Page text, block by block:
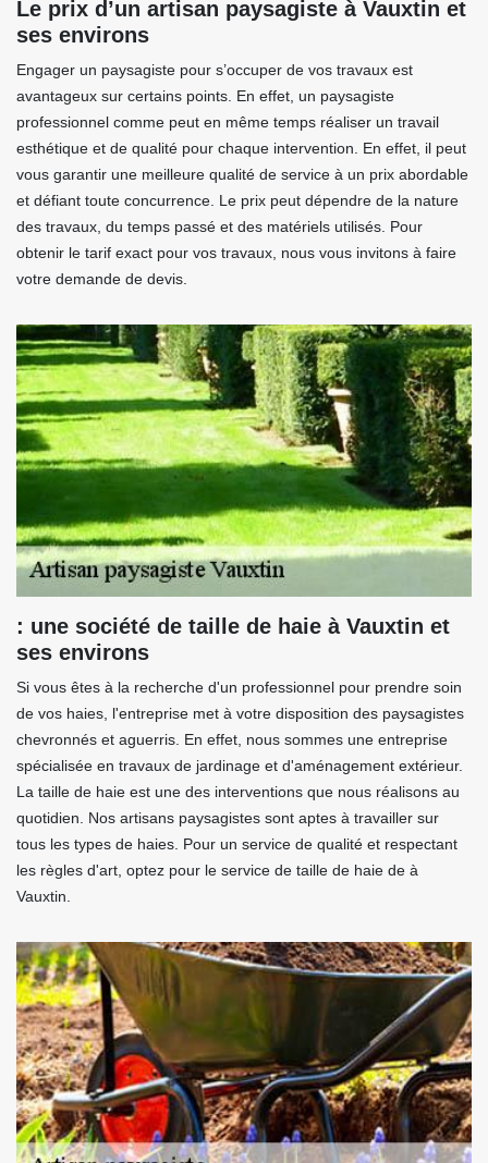
Le prix d’un artisan paysagiste à Vauxtin et
ses environs
Engager un paysagiste pour s’occuper de vos travaux est
avantageux sur certains points. En effet, un paysagiste
professionnel comme peut en même temps réaliser un travail
esthétique et de qualité pour chaque intervention. En effet, il peut
vous garantir une meilleure qualité de service à un prix abordable
et défiant toute concurrence. Le prix peut dépendre de la nature
des travaux, du temps passé et des matériels utilisés. Pour
obtenir le tarif exact pour vos travaux, nous vous invitons à faire
votre demande de devis.
: une société de taille de haie à Vauxtin et
ses environs
Si vous êtes à la recherche d'un professionnel pour prendre soin
de vos haies, l'entreprise met à votre disposition des paysagistes
chevronnés et aguerris. En effet, nous sommes une entreprise
spécialisée en travaux de jardinage et d'aménagement extérieur.
La taille de haie est une des interventions que nous réalisons au
quotidien. Nos artisans paysagistes sont aptes à travailler sur
tous les types de haies. Pour un service de qualité et respectant
les règles d'art, optez pour le service de taille de haie de à
Vauxtin.